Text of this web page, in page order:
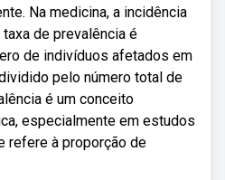
Na medicina, a incidência
de prevalência é
de indivíduos afetados em
pelo número total de
é um conceito
especialmente em estudos
refere à proporção de